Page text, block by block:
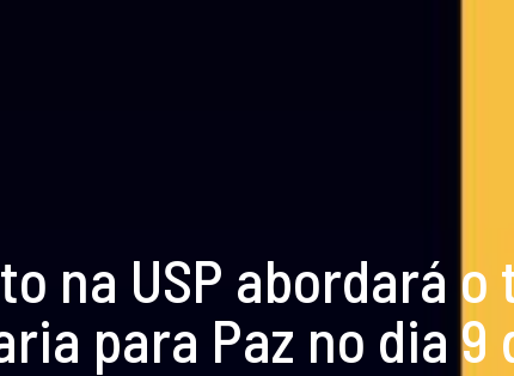
na USP abordará
para Paz no dia